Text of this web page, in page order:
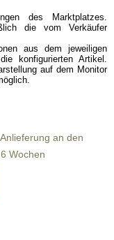
des Marktplatzes.
die vom Verkäufer
aus dem jeweiligen
konfigurierten Artikel.
auf dem Monitor
an den
Wochen